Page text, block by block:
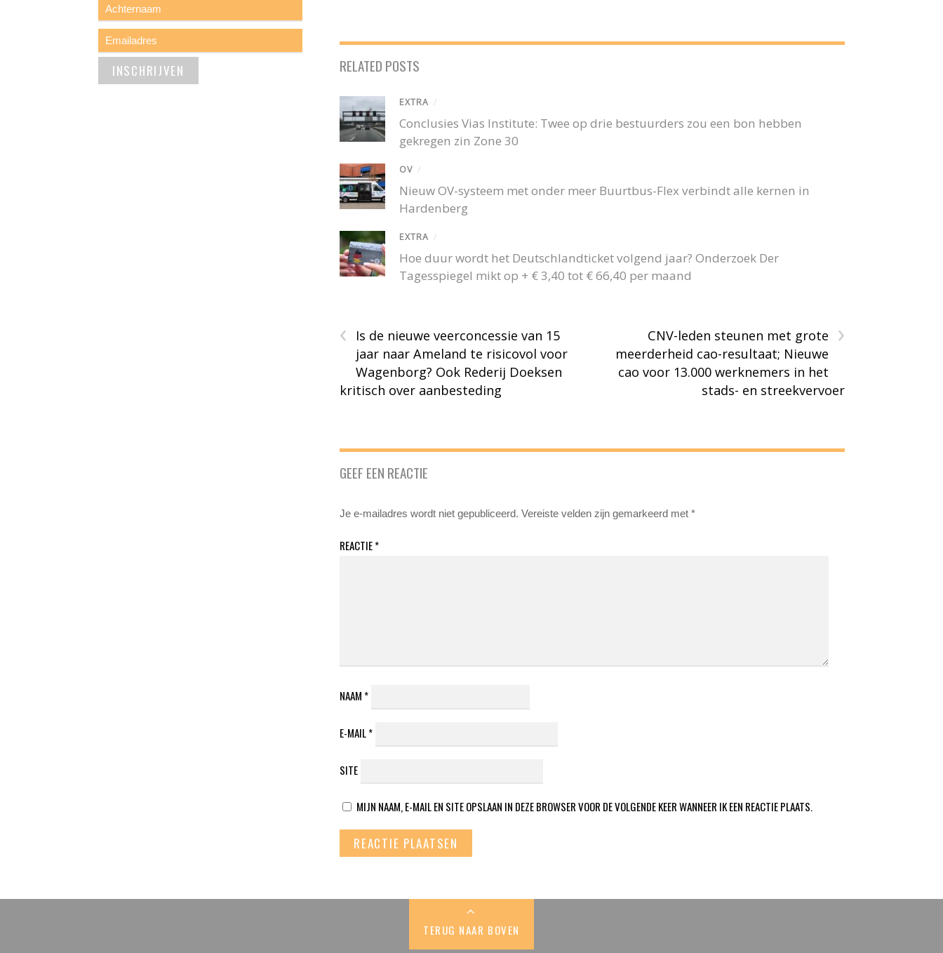
RELATED POSTS
EXTRA /
Conclusies Vias Institute: Twee op drie bestuurders zou een bon hebben
gekregen zin Zone 30
OV /
Nieuw OV-systeem met onder meer Buurtbus-Flex verbindt alle kernen in
Hardenberg
EXTRA /
Hoe duur wordt het Deutschlandticket volgend jaar? Onderzoek Der
Tagesspiegel mikt op + € 3,40 tot € 66,40 per maand
‹
Is de nieuwe veerconcessie van 15
jaar naar Ameland te risicovol voor
Wagenborg? Ook Rederij Doeksen
kritisch over aanbesteding
›
CNV-leden steunen met grote
meerderheid cao-resultaat; Nieuwe
cao voor 13.000 werknemers in het
stads- en streekvervoer
GEEF EEN REACTIE
Je e-mailadres wordt niet gepubliceerd. Vereiste velden zijn gemarkeerd met*
REACTIE*
NAAM *
E-MAIL*
SITE
MIJN NAAM, E-MAIL EN SITE OPSLAAN IN DEZE BROWSER VOOR DE VOLGENDE KEER WANNEER IK EEN REACTIE PLAATS.
TERUG NAAR BOVEN